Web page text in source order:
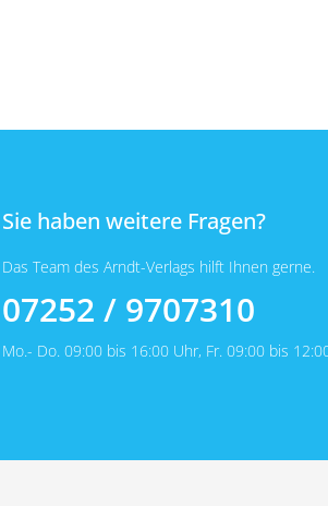
Sie haben weitere Fragen?
Das Team des Arndt-Verlags hilft Ihnen gerne.
07252 / 9707310
Mo.- Do. 09:00 bis 16:00 Uhr, Fr. 09:00 bis